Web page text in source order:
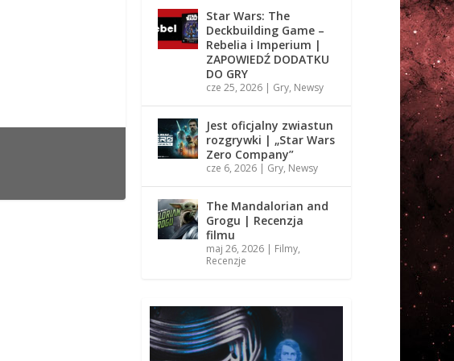
Star Wars: The
Deckbuilding Game –
Rebelia i Imperium |
ZAPOWIEDŹ DODATKU
DO GRY
cze 25, 2026 | Gry, Newsy
Jest oficjalny zwiastun
rozgrywki | „Star Wars
Zero Company”
cze 6, 2026 | Gry, Newsy
The Mandalorian and
Grogu | Recenzja
filmu
maj 26, 2026 | Filmy,
Recenzje